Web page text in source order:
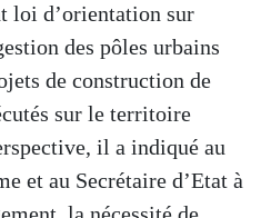
loi d’orientation sur
des pôles urbains
de construction de
sur le territoire
il a indiqué au
et au Secrétaire d’Etat à